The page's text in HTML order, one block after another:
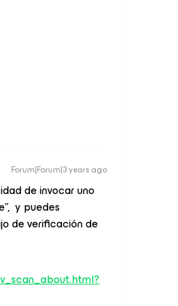
Forum|Forum|3 years ago
de invocar uno
y puedes
de verificación de